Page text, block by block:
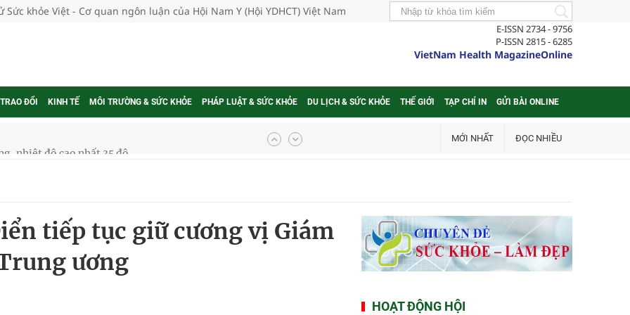
Sức khỏe Việt - Cơ quan ngôn luận của Hội Nam Y (Hội YDHCT) Việt Nam
E-ISSN 2734 - 9756
P-ISSN 2815 - 6285
VietNam Health MagazineOnline
ĐỔI KINH TẾ MÔI TRƯỜNG & SỨC KHỎE PHÁP LUẬT & SỨC KHỎE DU LỊCH & SỨC KHỎE THẾ GIỚI TẠP CHÍ IN GỬI BÀI ONLINE
gia
thực tế
MỚI NHẤT ĐỌC NHIỀU
tiếp tục giữ cương vị Giám
ương
HOẠT ĐỘNG HỘI